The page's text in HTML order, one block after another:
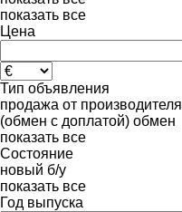
показать все
Цена
Тип объявления
продажа от производителя
(обмен с доплатой) обмен
показать все
Состояние
новый б/у
показать все
Год выпуска